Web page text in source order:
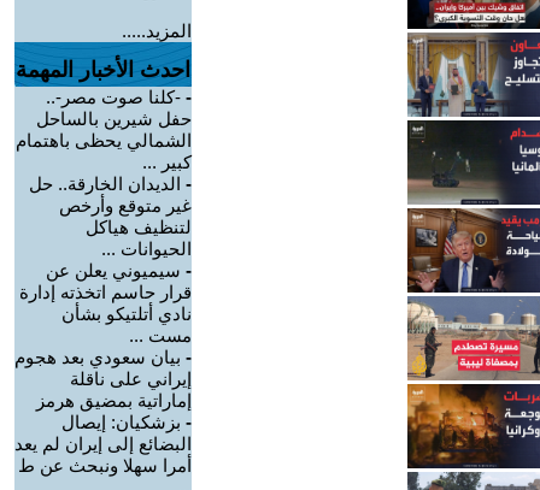
المزيد.....
احدث الأخبار المهمة
- -كلنا صوت مصر-..
حفل شيرين بالساحل
الشمالي يحظى باهتمام
كبير ...
- الديدان الخارقة.. حل
غير متوقع وأرخص
لتنظيف هياكل
الحيوانات ...
- سيميوني يعلن عن
قرار حاسم اتخذته إدارة
نادي أتلتيكو بشأن
مست ...
- بيان سعودي بعد هجوم
إيراني على ناقلة
إماراتية بمضيق هرمز
- بزشكيان: إيصال
البضائع إلى إيران لم يعد
أمرا سهلا ونبحث عن ط